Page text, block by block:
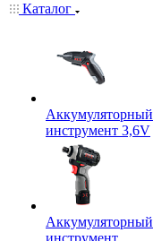
Каталог
Аккумуляторный
инструмент 3,6V
Аккумуляторный
инструмент